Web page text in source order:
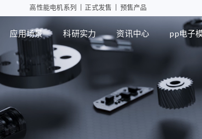
高性能电机系列 正式发售 预售产品
行星减速箱
PD版本
行
应用场景
工业自动化 智能消
摄像头
科研实力
设计实力 智能制造
资讯中心
展会活动 行业资讯
pp电子
可持续发展 pp电子模拟器